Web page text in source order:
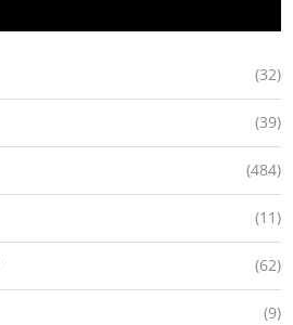
(32)
(39)
(484)
(11)
(62)
(9)